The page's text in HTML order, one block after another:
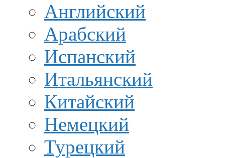
Английский
Арабский
Испанский
Итальянский
Китайский
Немецкий
Турецкий